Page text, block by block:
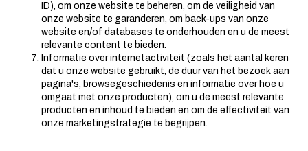
ID), om onze website te beheren, om de veiligheid van
onze website te garanderen, om back-ups van onze
website en/of databases te onderhouden en u de meest
relevante content te bieden.
Informatie over internetactiviteit (zoals het aantal keren
dat u onze website gebruikt, de duur van het bezoek aan
pagina's, browsegeschiedenis en informatie over hoe u
omgaat met onze producten), om u de meest relevante
producten en inhoud te bieden en om de effectiviteit van
onze marketingstrategie te begrijpen.